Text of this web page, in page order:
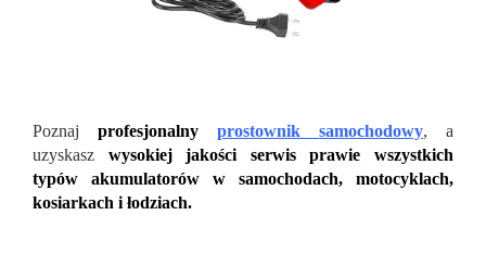
Poznaj profesjonalny prostownik samochodowy, a
uzyskasz wysokiej jakości serwis prawie wszystkich
typów akumulatorów w samochodach, motocyklach,
kosiarkach i łodziach.